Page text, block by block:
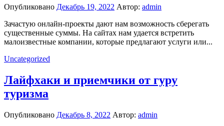
Опубликовано Декабрь 19, 2022 Автор: admin
Зачастую онлайн-проекты дают нам возможность сберегать
существенные суммы. На сайтах нам удается встретить
малоизвестные компании, которые предлагают услуги или...
Uncategorized
Лайфхаки и приемчики от гуру
туризма
Опубликовано Декабрь 8, 2022 Автор: admin